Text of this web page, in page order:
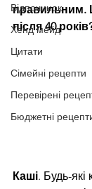
Відпочинок
Хенд мейд
Цитати
Сімейні рецепти
Перевірені
Бюджетні
правильним.
після 40
Каші. Будь-які